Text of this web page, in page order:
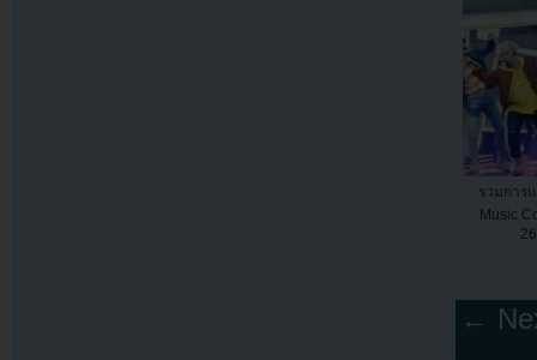
รวมการ
Music
←